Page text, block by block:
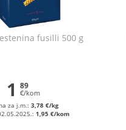
fusilli 500 g
1 89
€/kom
za j.m.:3,78 €/kg
1,95 €/kom